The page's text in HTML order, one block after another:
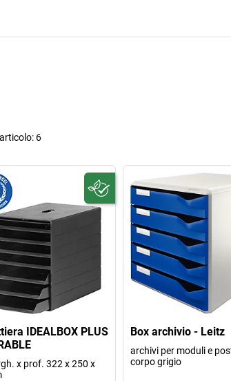
6
IDEALBOX PLUS
x prof. 322 x 250 x
Box archivio - Leitz
archivi per moduli e
corpo grigio